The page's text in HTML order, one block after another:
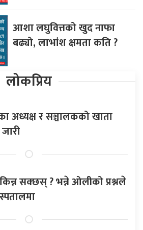
आशा लघुवित्तको खुद नाफा
बढ्यो, लाभांश क्षमता कति ?
लोकप्रिय
अध्यक्ष र सञ्चालकको खाता
सक्छस् ? भन्ने ओलीको प्रश्नले